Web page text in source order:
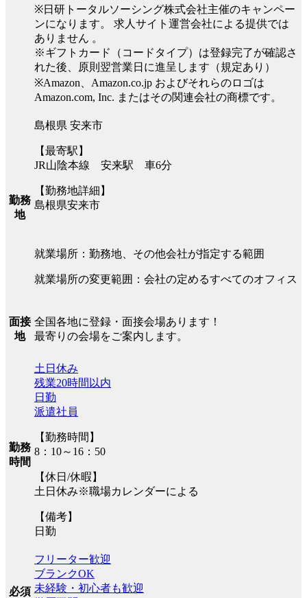
※日研トータルソーシング株式会社主催のキャンペー
ンになります。 求人サイト運営会社による提供では
ありません 。
※ギフトカード（コードタイプ）は登録完了が確認さ
れた後、原則翌営業日に進呈します（規定あり）
※Amazon、Amazon.co.jp およびそれらのロゴは
Amazon.com, Inc. またはその関連会社の商標です。
勤務
地
島根県 安来市
【最寄駅】
JR山陰本線 安来駅 車6分
【勤務地詳細】
島根県安来市
就業場所：勤務地、その他会社が指定する範囲
就業場所の変更範囲：会社の定めるすべてのオフィス
面接
地
全国各地に登録・面接会場あります！
最寄りの会場をご案内します。
勤務
時間
土日休み
残業20時間以内
日勤
派遣社員
【勤務時間】
8：10～16：50
【休日/休暇】
土日休み※職場カレンダーによる
【備考】
日勤
必須
フリーター歓迎
ブランクOK
未経験・初心者も歓迎